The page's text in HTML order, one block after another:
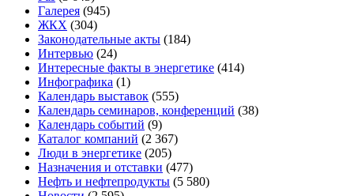
Галерея (945)
ЖКХ (304)
Законодательные акты (184)
Интервью (24)
Интересные факты в энергетике (414)
Инфографика (1)
Календарь выставок (555)
Календарь семинаров, конференций (38)
Календарь событий (9)
Каталог компаний (2 367)
Люди в энергетике (205)
Назначения и отставки (477)
Нефть и нефтепродукты (5 580)